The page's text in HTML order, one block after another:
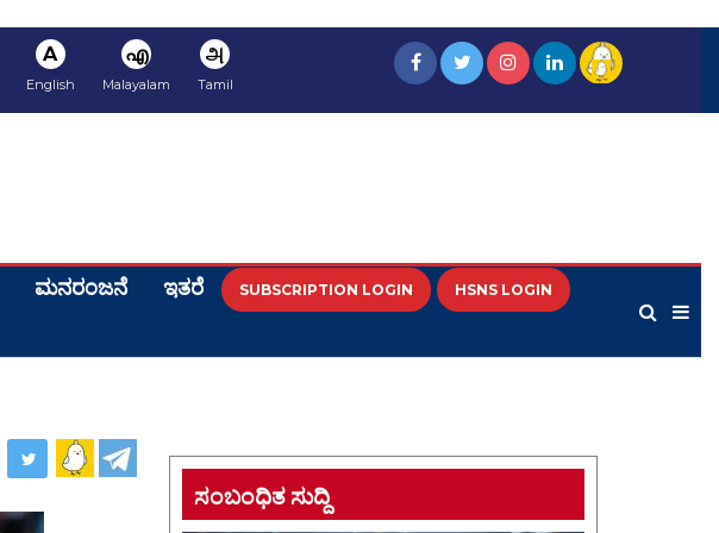
A
English
എ
Malayalam
அ
Tamil
ಮನರಂಜನೆ ಇತರೆ SUBSCRIPTION LOGIN HSNS LOGIN
ಸಂಬಂಧಿತ ಸುದ್ದಿ